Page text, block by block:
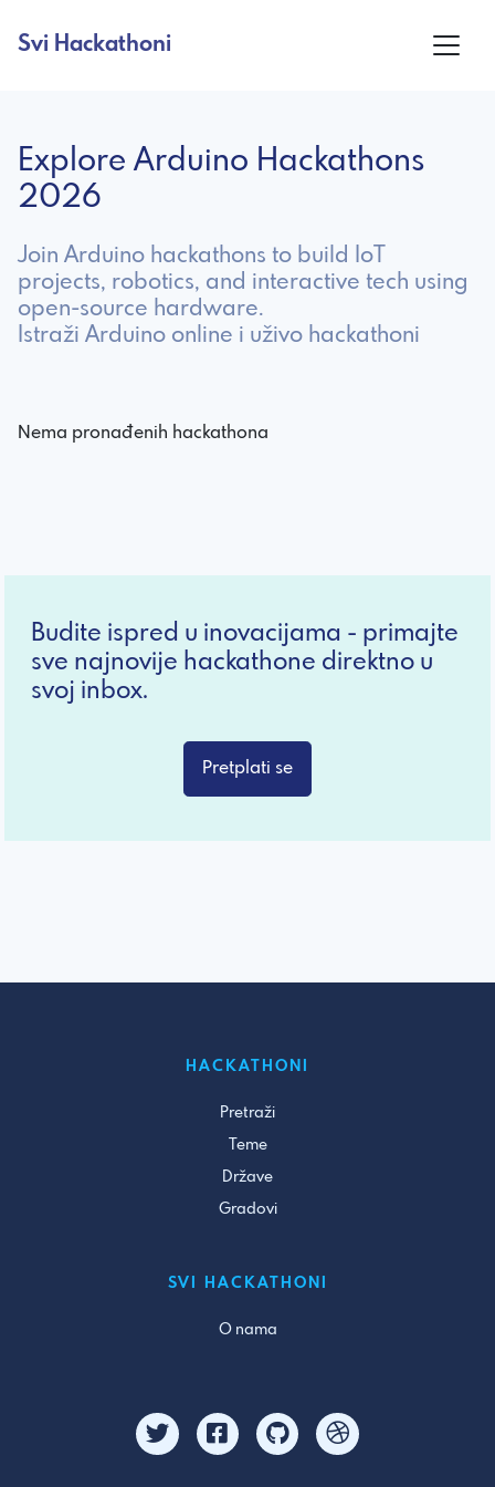
Svi Hackathoni
Explore Arduino Hackathons
2026
Join Arduino hackathons to build IoT
projects, robotics, and interactive tech using
open-source hardware.
Istraži Arduino online i uživo hackathoni
Nema pronađenih hackathona
Budite ispred u inovacijama - primajte
sve najnovije hackathone direktno u
svoj inbox.
Pretplati se
HACKATHONI
Pretraži
Teme
Države
Gradovi
SVI HACKATHONI
O nama